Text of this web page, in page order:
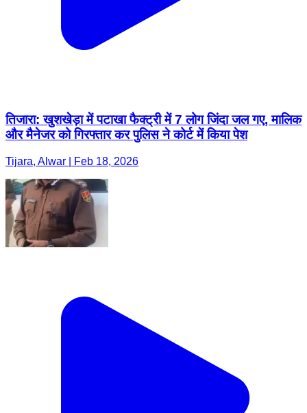
तिजारा: खुशखेड़ा में पटाखा फैक्ट्री में 7 लोग जिंदा जल गए, मालिक
और मैनेजर को गिरफ्तार कर पुलिस ने कोर्ट में किया पेश
Tijara, Alwar | Feb 18, 2026